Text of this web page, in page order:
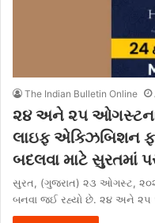
The Indian Bulletin Online
૨૪ અને ૨૫ ઓગસ્ટના
લાઇફ એક્ઝિબિશન
બદલવા માટે સુરતમાં
સુરત, (ગુજરાત) ૨૩ ઓગસ્ટ,
બનવા જઈ રહ્યો છે. ૨૪ અને